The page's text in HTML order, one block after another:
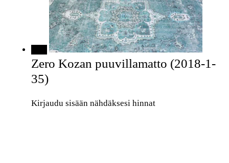
Zero Kozan puuvillamatto (2018-1-
35)
Kirjaudu sisään nähdäksesi hinnat